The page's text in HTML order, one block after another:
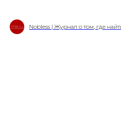
Nobless | Журнал о том, где